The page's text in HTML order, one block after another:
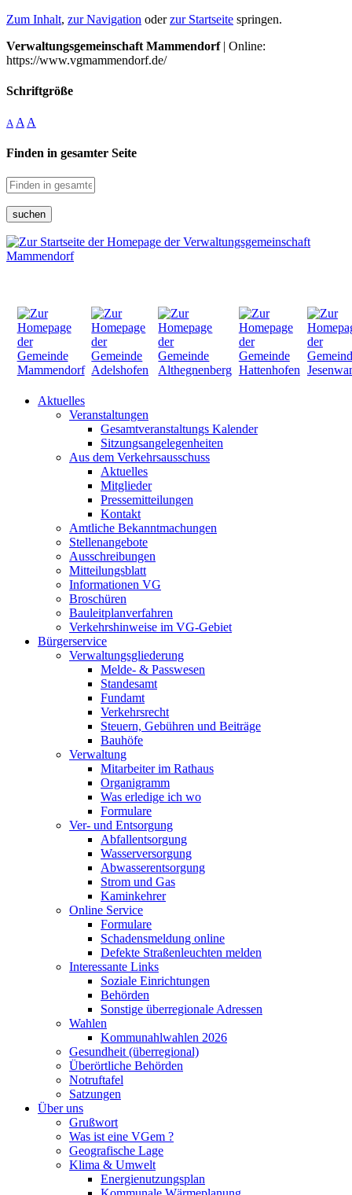
Zum Inhalt, zur Navigation oderzur Startseite springen.
Verwaltungsgemeinschaft Mammendorf| Online:
https://www.vgmammendorf.de/
Schriftgröße
A A A
Finden in gesamter Seite
suchen
Aktuelles
Veranstaltungen
Gesamtveranstaltungs Kalender
Sitzungsangelegenheiten
Aus dem Verkehrsausschuss
Aktuelles
Mitglieder
Pressemitteilungen
Kontakt
Amtliche Bekanntmachungen
Stellenangebote
Ausschreibungen
Mitteilungsblatt
Informationen VG
Broschüren
Bauleitplanverfahren
Verkehrshinweise im VG-Gebiet
Bürgerservice
Verwaltungsgliederung
Melde- & Passwesen
Standesamt
Fundamt
Verkehrsrecht
Steuern, Gebühren und Beiträge
Bauhöfe
Verwaltung
Mitarbeiter im Rathaus
Organigramm
Was erledige ich wo
Formulare
Ver- und Entsorgung
Abfallentsorgung
Wasserversorgung
Abwasserentsorgung
Strom und Gas
Kaminkehrer
Online Service
Formulare
Schadensmeldung online
Defekte Straßenleuchten melden
Interessante Links
Soziale Einrichtungen
Behörden
Sonstige überregionale Adressen
Wahlen
Kommunahlwahlen 2026
Gesundheit (überregional)
Überörtliche Behörden
Notruftafel
Satzungen
Über uns
Grußwort
Was ist eine VGem ?
Geografische Lage
Klima & Umwelt
Energienutzungsplan